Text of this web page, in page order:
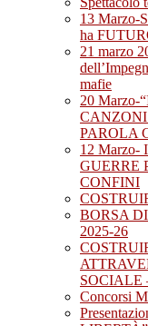
13 Marzo-
ha
21 marzo
mafie
20 Marzo-
PAROLA
12 Marzo-
GUERRE
CONFINI
BORSA
2025-26
SOCIALE
Concorsi